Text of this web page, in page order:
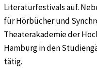
Literaturfestivals auf.
für Hörbücher und
Theaterakademie der
Hamburg in den
tätig.